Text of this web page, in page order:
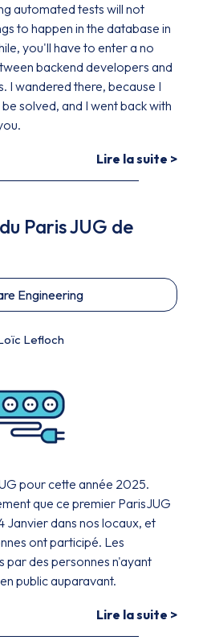
automated tests will not
to happen in the database in
you'll have to enter a no
backend developers and
I wandered there, because I
solved, and I went back with
Lire la suite >
Paris JUG de
Engineering
Lefloch
pour cette année 2025.
que ce premier ParisJUG
Janvier dans nos locaux, et
ont participé. Les
par des personnes n'ayant
public auparavant.
Lire la suite >